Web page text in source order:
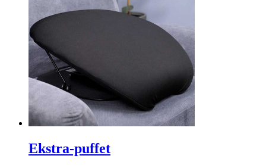
Ekstra-puffet